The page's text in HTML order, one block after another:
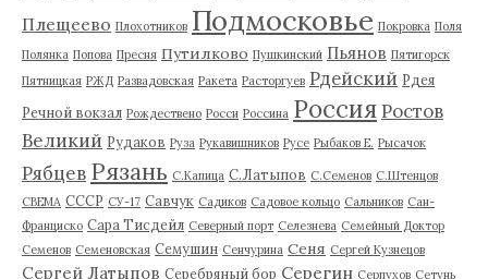
Плещеево Плохотников Подмосковье Покровка Поля
Полянка Попова Пресня Путилково Пушкинский Пьянов Пятигорск
Пятницкая РЖД Развадовская Ракета Расторгуев Рдейский Рдея
Речной вокзал Рождествено Росси Россина Россия Ростов
Великий Рудаков Руза Рукавишников Русе Рыбаков Е. Рысачок
Рябцев Рязань С.Капица С.Латыпов С.Семенов С.Штенцов
СВЕМА СССР СУ-17 Савчук Садиков Садовое кольцо Сальников Сан-
Франциско Сара Тисдейл Северный порт Селезнева Семейный Доктор
Семенов Семеновская Семушин Сенчурина Сеня Сергей Кузнецов
Сергей Латыпов Серебряный бор Серегин Серпухов Сетунь